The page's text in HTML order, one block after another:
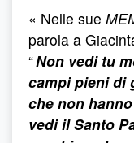
« Nelle sue
parola a
“Non vedi tu
campi pieni di
che non
vedi il Santo